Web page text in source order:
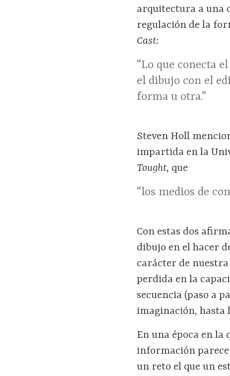
arquitectura a una
regulación de la
Cast:
“Lo que conecta
el dibujo con el
forma u otra.”
Steven Holl
impartida en la
Tought, que
“los medios de
Con estas dos
dibujo en el hacer
carácter de
perdida en la
secuencia (paso a
imaginación, hasta
En una época en la
información
un reto el que un